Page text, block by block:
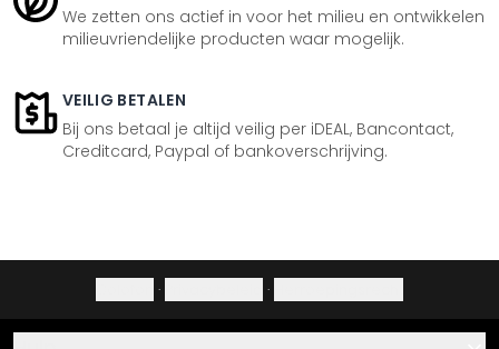
We zetten ons actief in voor het milieu en ontwikkelen
milieuvriendelijke producten waar mogelijk.
VEILIG BETALEN
Bij ons betaal je altijd veilig per iDEAL, Bancontact,
Creditcard, Paypal of bankoverschrijving.
· ·